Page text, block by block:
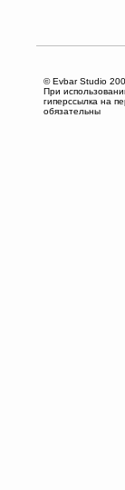
© Evbar Studio
При
гиперссылка на
обязательны